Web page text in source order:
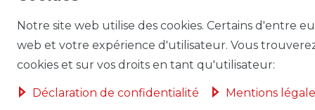
Notre site web utilise des cookies. Certains d'entre
web et votre expérience d'utilisateur. Vous
cookies et sur vos droits en tant qu'utilisateur:
Déclaration de confidentialité Mentions